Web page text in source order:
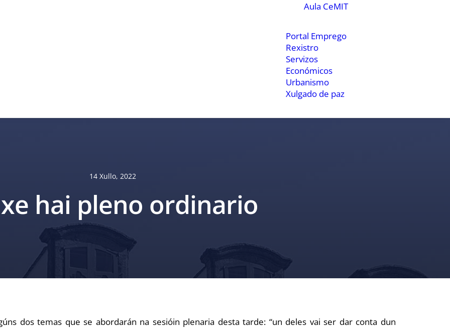
Aula CeMIT
Portal Emprego
Rexistro
Servizos
Económicos
Urbanismo
Xulgado de paz
14 Xullo, 2022
hai pleno ordinario
dos temas que se abordarán na sesióin plenaria desta tarde: “un deles vai ser dar conta dun